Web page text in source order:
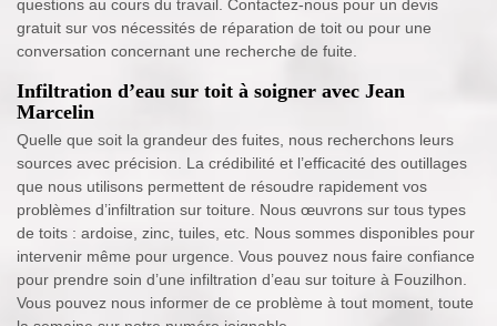
questions au cours du travail. Contactez-nous pour un devis
gratuit sur vos nécessités de réparation de toit ou pour une
conversation concernant une recherche de fuite.
Infiltration d’eau sur toit à soigner avec Jean
Marcelin
Quelle que soit la grandeur des fuites, nous recherchons leurs
sources avec précision. La crédibilité et l’efficacité des outillages
que nous utilisons permettent de résoudre rapidement vos
problèmes d’infiltration sur toiture. Nous œuvrons sur tous types
de toits : ardoise, zinc, tuiles, etc. Nous sommes disponibles pour
intervenir même pour urgence. Vous pouvez nous faire confiance
pour prendre soin d’une infiltration d’eau sur toiture à Fouzilhon.
Vous pouvez nous informer de ce problème à tout moment, toute